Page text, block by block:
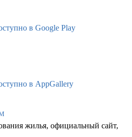
в Google Play
в AppGallery
жилья, официальный сайт,